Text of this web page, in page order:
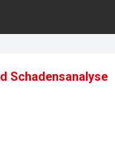
Schadensanalyse